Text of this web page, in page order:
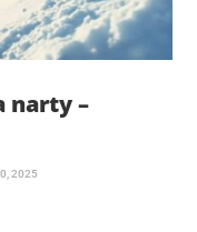
narty –
2025